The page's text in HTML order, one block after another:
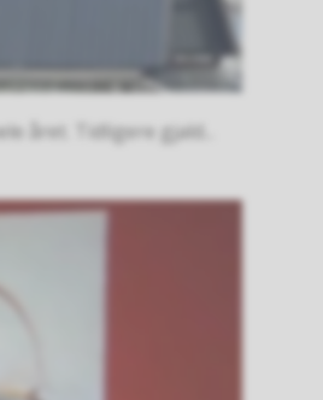
året. Tidligere gjald...